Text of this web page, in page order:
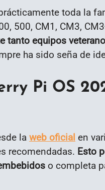
toda la
500, CM1, CM3,
tanto equipos
ha sido seña de
Pi OS
la web oficial en
recomendadas. Esto
o completa